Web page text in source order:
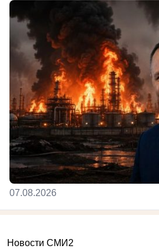
07.08.2026
Новости СМИ2